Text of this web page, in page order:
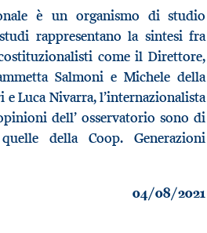
è un organismo di studio
rappresentano la sintesi fra
come il Direttore,
Salmoni e Michele della
Luca Nivarra, l’internazionalista
dell’ osservatorio sono di
della Coop. Generazioni
04/08/2021